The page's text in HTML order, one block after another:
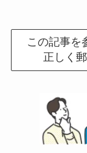
この記事を
正しく